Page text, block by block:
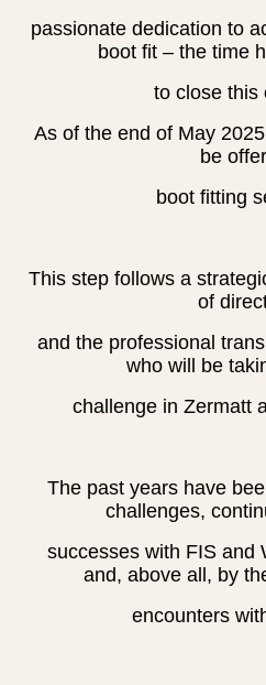
passionate dedication to
boot fit – the time
to close this
As of the end of May
be
boot fitting
This step follows a
of
and the professional
who will be
challenge in Zermatt
The past years have
challenges,
successes with FIS and
and, above all, by
encounters